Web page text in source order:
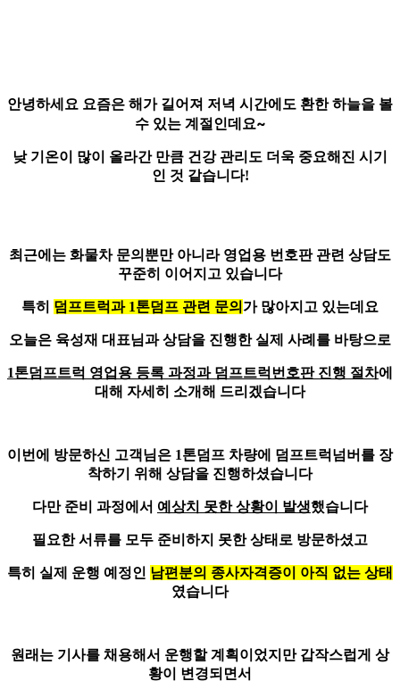
안녕하세요 요즘은 해가 길어져 저녁 시간에도 환한 하늘을 볼
수 있는 계절인데요~
낮 기온이 많이 올라간 만큼 건강 관리도 더욱 중요해진 시기
인 것 같습니다!
최근에는 화물차 문의뿐만 아니라 영업용 번호판 관련 상담도
꾸준히 이어지고 있습니다
특히 덤프트럭과 1톤덤프 관련 문의 가 많아지고 있는데요
오늘은 육성재 대표님과 상담을 진행한 실제 사례를 바탕으로
1톤덤프트럭 영업용 등록 과정과 덤프트럭번호판 진행 절차에
대해 자세히 소개해 드리겠습니다
이번에 방문하신 고객님은 1톤덤프 차량에 덤프트럭넘버를 장
착하기 위해 상담을 진행하셨습니다
다만 준비 과정에서 예상치 못한 상황이 발생했습니다
필요한 서류를 모두 준비하지 못한 상태로 방문하셨고
특히 실제 운행 예정인 남편분의 종사자격증이 아직 없는 상태
였습니다
원래는 기사를 채용해서 운행할 계획이었지만 갑작스럽게 상
황이 변경되면서